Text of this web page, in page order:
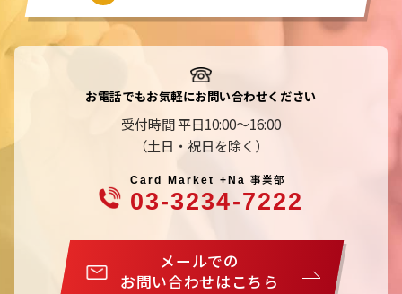
お電話でもお気軽にお問い合わせください
受付時間 平日10:00～16:00
（土日・祝日を除く）
Card Market +Na事業部
03-3234-7222
メールでの
お問い合わせはこちら